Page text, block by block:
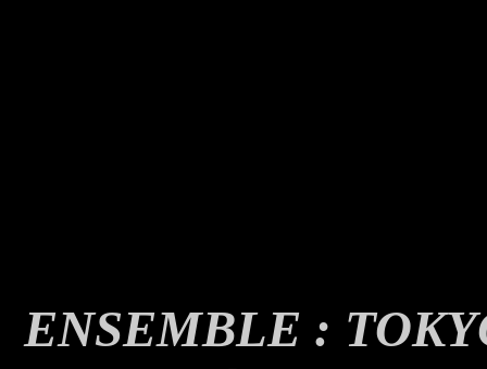
ENSEMBLE :